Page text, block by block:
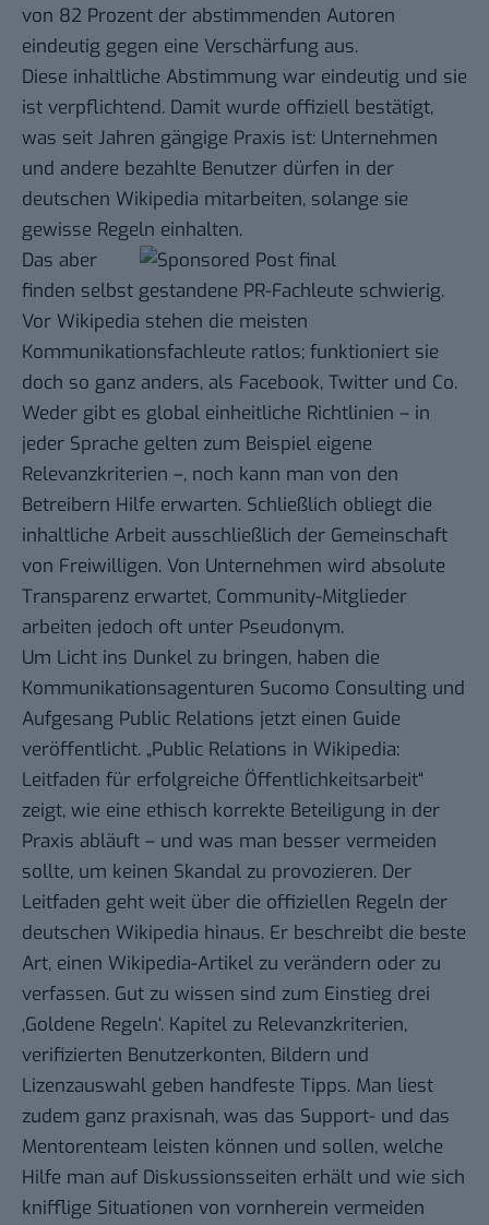
von 82 Prozent der abstimmenden Autoren
eindeutig gegen eine Verschärfung aus.
Diese inhaltliche Abstimmung war eindeutig und sie
ist verpflichtend. Damit wurde offiziell bestätigt,
was seit Jahren gängige Praxis ist: Unternehmen
und andere bezahlte Benutzer dürfen in der
deutschen Wikipedia mitarbeiten, solange sie
gewisse Regeln einhalten.
Das aber
finden selbst gestandene PR-Fachleute schwierig.
Vor Wikipedia stehen die meisten
Kommunikationsfachleute ratlos; funktioniert sie
doch so ganz anders, als Facebook, Twitter und Co.
Weder gibt es global einheitliche Richtlinien – in
jeder Sprache gelten zum Beispiel eigene
Relevanzkriterien –, noch kann man von den
Betreibern Hilfe erwarten. Schließlich obliegt die
inhaltliche Arbeit ausschließlich der Gemeinschaft
von Freiwilligen. Von Unternehmen wird absolute
Transparenz erwartet, Community-Mitglieder
arbeiten jedoch oft unter Pseudonym.
Um Licht ins Dunkel zu bringen, haben die
Kommunikationsagenturen Sucomo Consulting und
Aufgesang Public Relations jetzt einen Guide
veröffentlicht. „Public Relations in Wikipedia:
Leitfaden für erfolgreiche Öffentlichkeitsarbeit“
zeigt, wie eine ethisch korrekte Beteiligung in der
Praxis abläuft – und was man besser vermeiden
sollte, um keinen Skandal zu provozieren. Der
Leitfaden geht weit über die offiziellen Regeln der
deutschen Wikipedia hinaus. Er beschreibt die beste
Art, einen Wikipedia-Artikel zu verändern oder zu
verfassen. Gut zu wissen sind zum Einstieg drei
‚Goldene Regeln‘. Kapitel zu Relevanzkriterien,
verifizierten Benutzerkonten, Bildern und
Lizenzauswahl geben handfeste Tipps. Man liest
zudem ganz praxisnah, was das Support- und das
Mentorenteam leisten können und sollen, welche
Hilfe man auf Diskussionsseiten erhält und wie sich
knifflige Situationen von vornherein vermeiden